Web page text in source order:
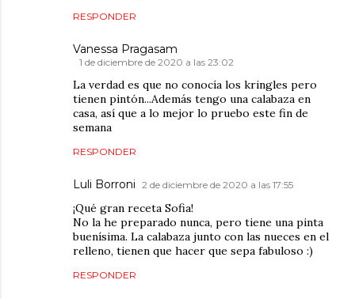
RESPONDER
Vanessa Pragasam
1 de diciembre de 2020 a las 23:02
La verdad es que no conocía los kringles pero
tienen pintón...Además tengo una calabaza en
casa, así que a lo mejor lo pruebo este fin de
semana
RESPONDER
Luli Borroni 2 de diciembre de 2020 a las 17:55
¡Qué gran receta Sofia!
No la he preparado nunca, pero tiene una pinta
buenísima. La calabaza junto con las nueces en el
relleno, tienen que hacer que sepa fabuloso :)
RESPONDER